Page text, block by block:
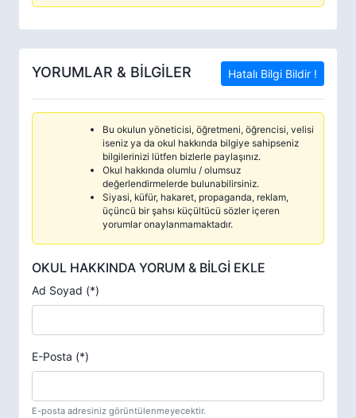
YORUMLAR & BİLGİLER Hatalı Bilgi Bildir !
Bu okulun yöneticisi, öğretmeni, öğrencisi, velisi
iseniz ya da okul hakkında bilgiye sahipseniz
bilgilerinizi lütfen bizlerle paylaşınız.
Okul hakkında olumlu / olumsuz
değerlendirmelerde bulunabilirsiniz.
Siyasi, küfür, hakaret, propaganda, reklam,
üçüncü bir şahsı küçültücü sözler içeren
yorumlar onaylanmamaktadır.
OKUL HAKKINDA YORUM & BİLGİ EKLE
Ad Soyad (*)
E-Posta (*)
E-posta adresiniz görüntülenmeyecektir.